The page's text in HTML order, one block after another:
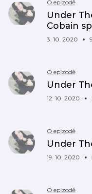
O epizodě
Under
Cobain
3. 10. 2020
O epizodě
Under
12. 10. 2020
O epizodě
Under
19. 10. 2020
O epizodě